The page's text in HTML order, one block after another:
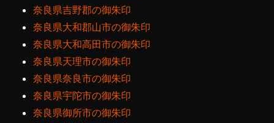
奈良県吉野郡の御朱印
奈良県大和郡山市の御朱印
奈良県大和高田市の御朱印
奈良県天理市の御朱印
奈良県奈良市の御朱印
奈良県宇陀市の御朱印
奈良県御所市の御朱印